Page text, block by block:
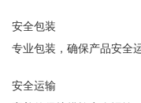
安全包装
专业包装，确保产品安全
安全运输